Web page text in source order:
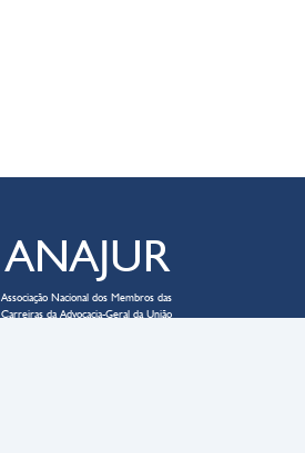
ANAJUR
Associação Nacional dos Membros das
Carreiras da Advocacia-Geral da União